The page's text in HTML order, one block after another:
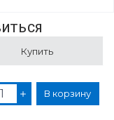
Купить
В корзину